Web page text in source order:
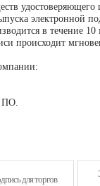
электронной
в течение
происходит
ПО.
для торгов